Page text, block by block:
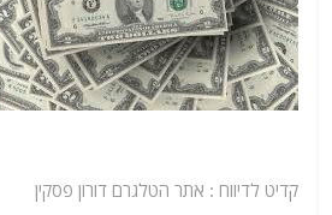
קדיט לדיווח : אתר הטלגרם דורון פסקין